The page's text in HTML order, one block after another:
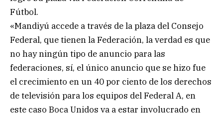
Fútbol.
«Mandiyú accede a través de la plaza del Consejo
Federal, que tienen la Federación, la verdad es que
no hay ningún tipo de anuncio para las
federaciones, sí, el único anuncio que se hizo fue
el crecimiento en un 40 por ciento de los derechos
de televisión para los equipos del Federal A, en
este caso Boca Unidos va a estar involucrado en